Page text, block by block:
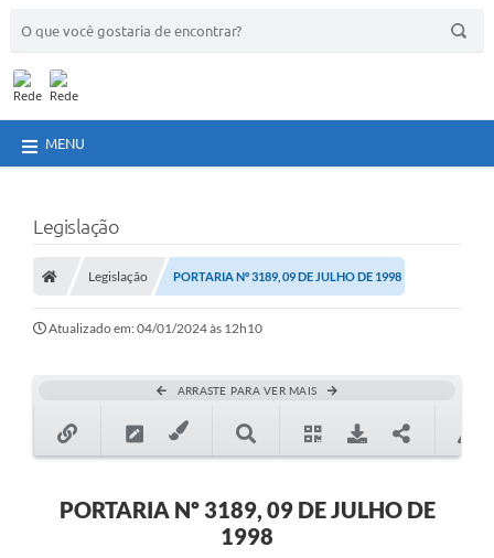
MENU
Legislação
Legislação PORTARIA Nº 3189, 09 DE JULHO DE 1998
Atualizado em: 04/01/2024 às 12h10
ARRASTE PARA VER MAIS
PORTARIA Nº 3189, 09 DE JULHO DE
1998